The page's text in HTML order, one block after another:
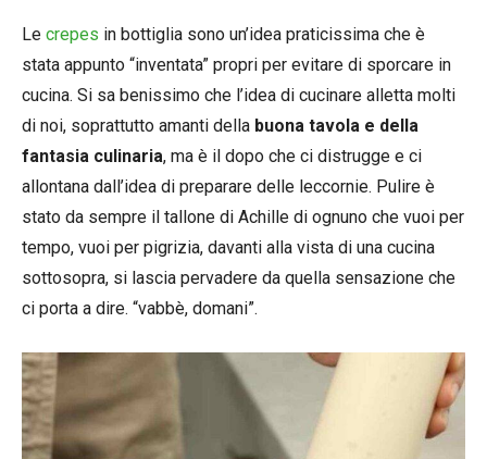
Le crepes in bottiglia sono un’idea praticissima che è
stata appunto “inventata” propri per evitare di sporcare in
cucina. Si sa benissimo che l’idea di cucinare alletta molti
di noi, soprattutto amanti della buona tavola e della
fantasia culinaria, ma è il dopo che ci distrugge e ci
allontana dall’idea di preparare delle leccornie. Pulire è
stato da sempre il tallone di Achille di ognuno che vuoi per
tempo, vuoi per pigrizia, davanti alla vista di una cucina
sottosopra, si lascia pervadere da quella sensazione che
ci porta a dire. “vabbè, domani”.